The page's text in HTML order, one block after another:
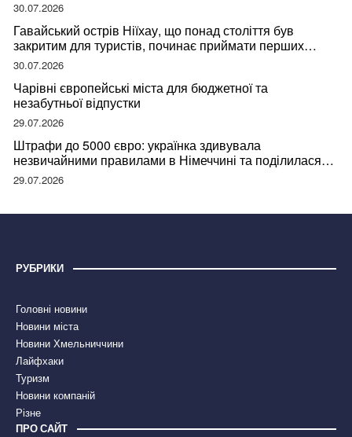
30.07.2026
Гавайський острів Ніїхау, що понад століття був
закритим для туристів, починає приймати перших
відвідувачів
30.07.2026
Чарівні європейські міста для бюджетної та
незабутньої відпустки
29.07.2026
Штрафи до 5000 євро: українка здивувала
незвичайними правилами в Німеччині та поділилася
правдою
29.07.2026
РУБРИКИ
Головні новини
Новини міста
Новини Хмельниччини
Лайфхаки
Туризм
Новини компаній
Різне
ПРО САЙТ